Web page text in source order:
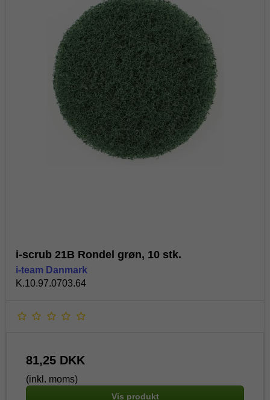
i-scrub 21B Rondel grøn, 10 stk.
i-team Danmark
K.10.97.0703.64
81,25 DKK
(inkl. moms)
Vis produkt